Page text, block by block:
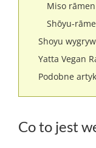
Miso
Shōyu-
Shoyu
Yatta Vegan
Podobne
Co to jest